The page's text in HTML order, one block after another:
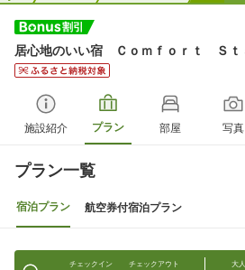
居心地のいい宿 Ｃｏｍｆｏｒｔ Ｓ
施設紹介 プラン 部屋 写真
プラン一覧
宿泊プラン 航空券付宿泊プラン
チェックイン チェックアウト 大人